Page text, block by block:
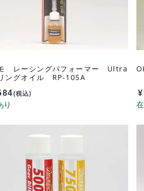
レーシングパフォーマー Ultra
ングオイル RP-105A
(税込) ¥